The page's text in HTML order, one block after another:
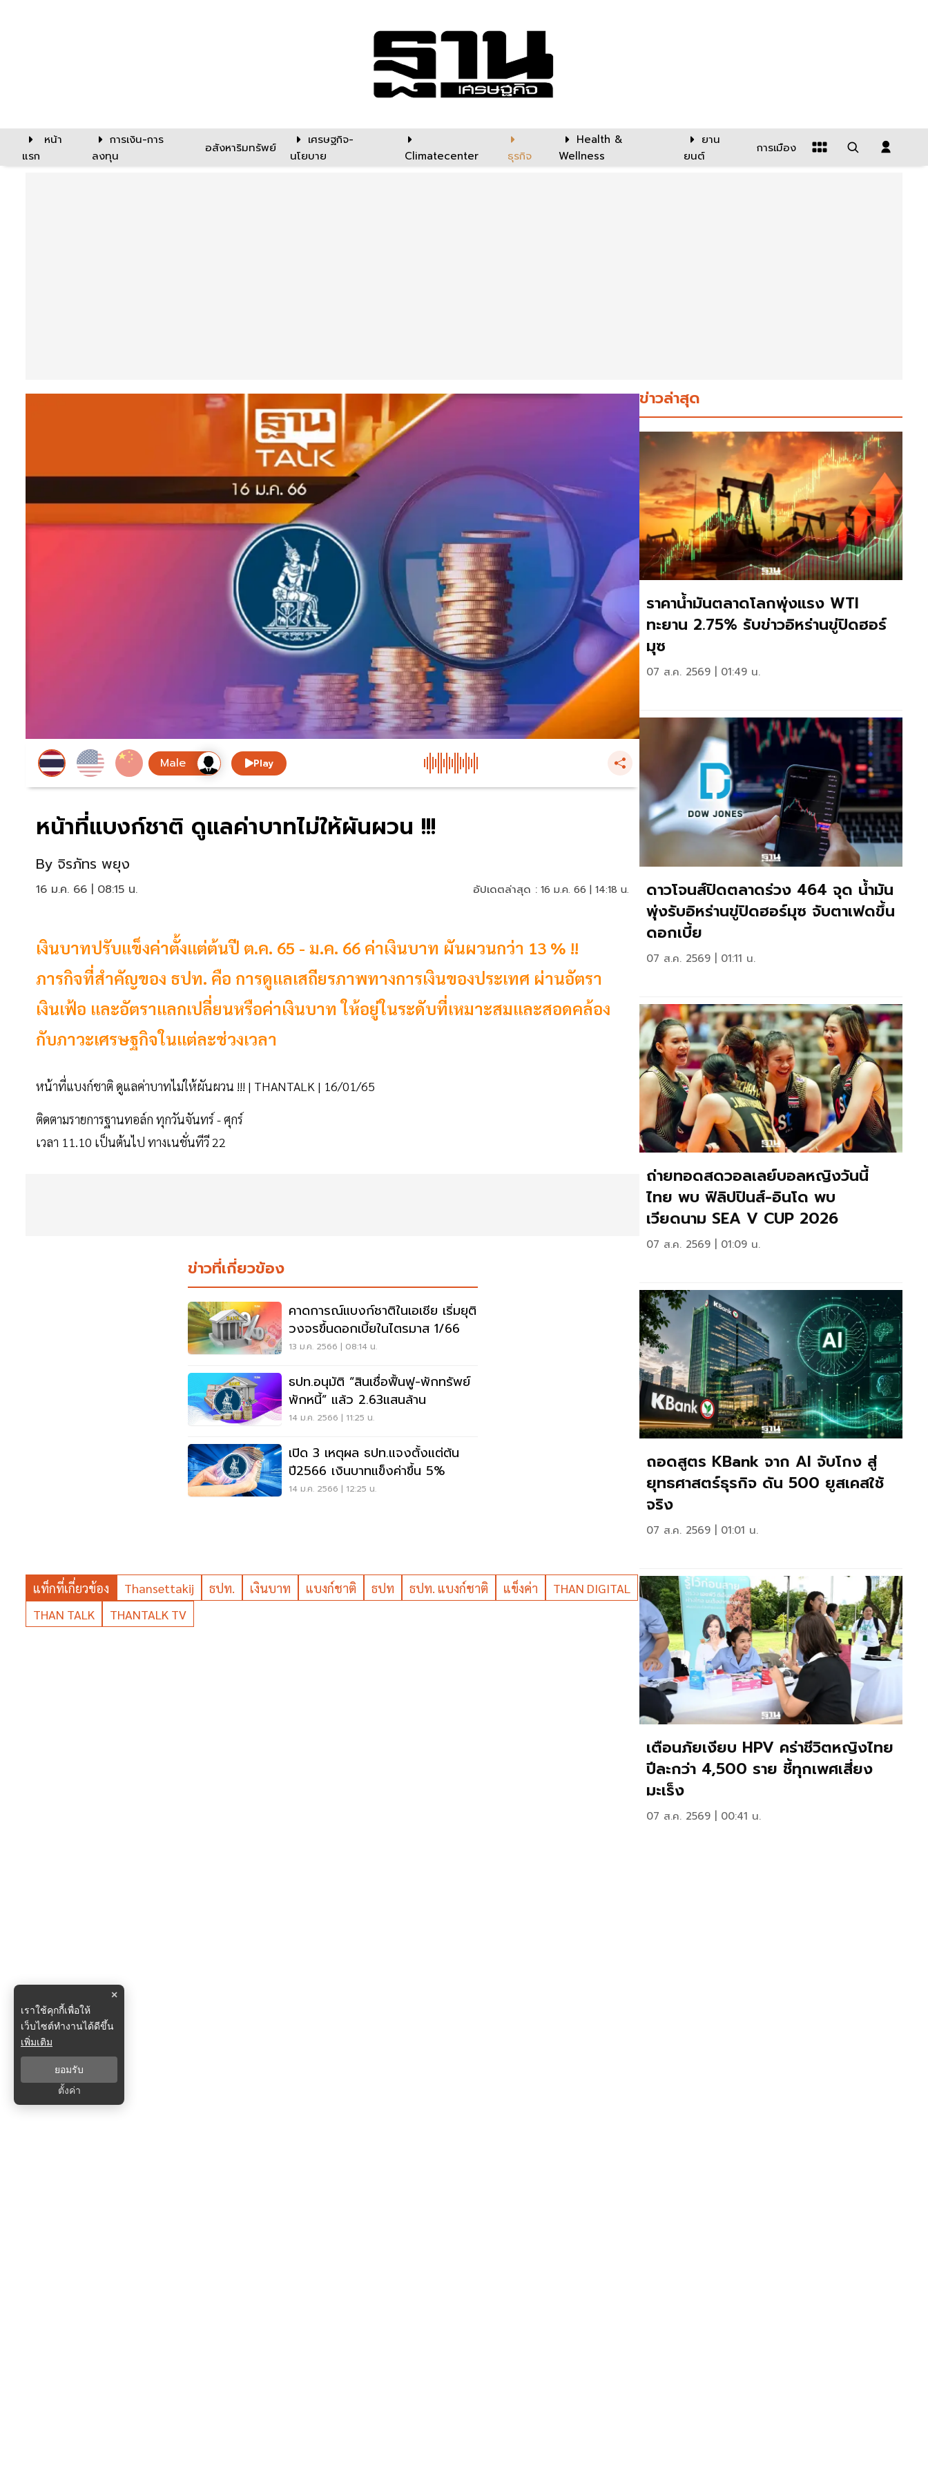
หน้า
แรก
การเงิน-การ
ลงทุน
อสังหาริมทรัพย์
เศรษฐกิจ-
นโยบาย
Climatecenter ธุรกิจ
Health &
Wellness
ยาน
ยนต์
การเมือง
Play
หน้าที่แบงก์ชาติ ดูแลค่าบาทไม่ให้ผันผวน !!!
By จิรภัทร พยุง
16 ม.ค. 66 | 08:15 น. อัปเดตล่าสุด : 16 ม.ค. 66 | 14:18 น.
เงินบาทปรับแข็งค่าตั้งแต่ต้นปี ต.ค. 65 - ม.ค. 66 ค่าเงินบาท ผันผวนกว่า 13 % !!
ภารกิจที่สำคัญของ ธปท. คือ การดูแลเสถียรภาพ​ทางการเงินของประเทศ ผ่านอัตรา
เงินเฟ้อ และอัตราแลกเปลี่ยนหรือค่าเงินบาท ให้อยู่ในระดับที่เหมาะสมและสอดคล้อง
กับภาวะเศรษฐกิจในแต่ละช่วงเวลา
หน้าที่แบงก์ชาติ ดูแลค่าบาทไม่ให้ผันผวน !!! | THANTALK | 16/01/65
ติดตามรายการฐานทอล์ก ทุกวันจันทร์ - ศุกร์
เวลา 11.10 เป็นต้นไป ทางเนชั่นทีวี 22
ข่าวที่เกี่ยวข้อง
คาดการณ์แบงก์ชาติในเอเชีย เริ่มยุติ
วงจรขึ้นดอกเบี้ยในไตรมาส 1/66
13 ม.ค. 2566 | 08:14 น.
ธปท.อนุมัติ “สินเชื่อฟื้นฟู-พักทรัพย์
พักหนี้” แล้ว 2.63แสนล้าน
14 ม.ค. 2566 | 11:25 น.
เปิด 3 เหตุผล ธปท.แจงตั้งแต่ต้น
ปี2566 เงินบาทแข็งค่าขึ้น 5%
14 ม.ค. 2566 | 12:25 น.
แท็กที่เกี่ยวข้อง Thansettakij ธปท. เงินบาท แบงก์ชาติ ธปท ธปท. แบงก์ชาติ แข็งค่า
THAN DIGITAL
THAN TALK
THANTALK TV
ข่าวล่าสุด
ราคาน้ำมันตลาดโลกพุ่งแรง WTI
ทะยาน 2.75% รับข่าวอิหร่านขู่ปิดฮอร์
มุซ
07 ส.ค. 2569 | 01:49 น.
ดาวโจนส์ปิดตลาดร่วง 464 จุด น้ำมัน
พุ่งรับอิหร่านขู่ปิดฮอร์มุซ จับตาเฟดขึ้น
ดอกเบี้ย
07 ส.ค. 2569 | 01:11 น.
ถ่ายทอดสดวอลเลย์บอลหญิงวันนี้
ไทย พบ ฟิลิปปินส์-อินโด พบ
เวียดนาม SEA V CUP 2026
07 ส.ค. 2569 | 01:09 น.
ถอดสูตร KBank จาก AI จับโกง สู่
ยุทธศาสตร์ธุรกิจ ดัน 500 ยูสเคสใช้
จริง
07 ส.ค. 2569 | 01:01 น.
เตือนภัยเงียบ HPV คร่าชีวิตหญิงไทย
ปีละกว่า 4,500 ราย ชี้ทุกเพศเสี่ยง
มะเร็ง
07 ส.ค. 2569 | 00:41 น.
×
เราใช้คุกกี้เพื่อให้
เว็บไซต์ทำงานได้ดีขึ้น
เพิ่มเติม
ยอมรับ
ตั้งค่า